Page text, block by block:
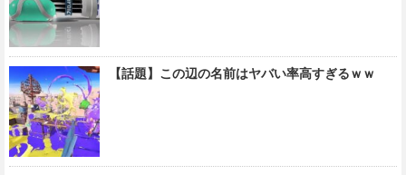
【話題】この辺の名前はヤバい率高すぎるｗｗ